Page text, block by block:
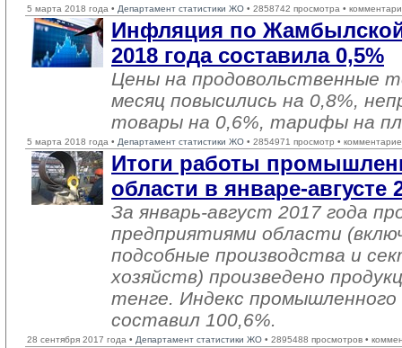
5 марта 2018 года • Департамент статистики ЖО • 2858742 просмотра •
Инфляция по
2018 года составила 0,5%
Цены на продовольственные
месяц повысились на 0,8%,
товары на 0,6%, тарифы на
5 марта 2018 года • Департамент статистики ЖО • 2854971 просмотр •
Итоги работы
области в январе-августе
За январь-август 2017 года
предприятиями области
подсобные производства и
хозяйств) произведено
тенге. Индекс промышленного
составил 100,6%.
28 сентября 2017 года • Департамент статистики ЖО • 2895488 просмотров •